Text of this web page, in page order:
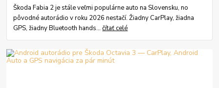
Škoda Fabia 2 je stále veľmi populárne auto na Slovensku, no
pôvodné autorádio v roku 2026 nestačí. Žiadny CarPlay, žiadna
GPS, žiadny Bluetooth hands...čítať celé